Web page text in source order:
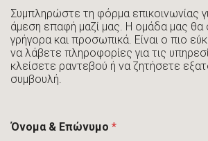
Συμπληρώστε τη φόρμα επικοινωνίας
άμεση επαφή μαζί μας. Η ομάδα μας θα
γρήγορα και προσωπικά. Είναι ο πιο
να λάβετε πληροφορίες για τις
κλείσετε ραντεβού ή να ζητήσετε
συμβουλή.
Όνομα & Επώνυμο *